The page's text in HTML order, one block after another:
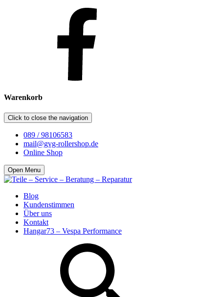
Warenkorb
Click to close the navigation
089 / 98106583
mail@gvg-rollershop.de
Online Shop
Open Menu
Blog
Kundenstimmen
Über uns
Kontakt
Hangar73 – Vespa Performance